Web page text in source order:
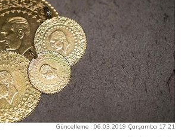
Güncelleme : 06.03.2019 Çarşamba 17:21